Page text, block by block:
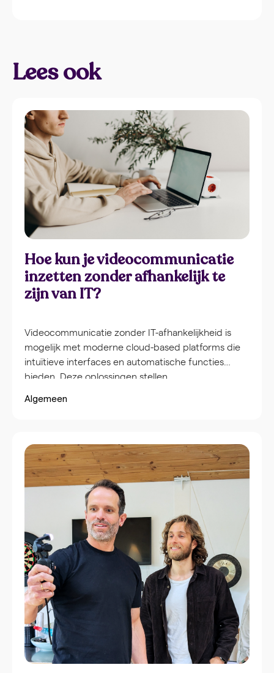
Lees ook
Hoe kun je videocommunicatie
inzetten zonder afhankelijk te
zijn van IT?
Videocommunicatie zonder IT-afhankelijkheid is
mogelijk met moderne cloud-based platforms die
intuïtieve interfaces en automatische functies
bieden. Deze oplossingen stellen
professionele video’s te maken zonder technische
templates en geautomatiseerde
bewerkingsfuncties kunnen medewerkers direct
aan de slag met videocreatie. Traditionele
videosystemen vereisen complexe technische
infrastructuur zoals servers, speciale software-
installaties en netwerkconfiguratiesdie alleen IT-
specialisten kunnen beheren. Organisaties hebben
historisch gezien IT-afdelingen nodig voor het
opzetten van videostudio’s, het installeren van
bewerkingssoftware en het waarborgen van
compatibiliteit tussen verschillende systemen.
Deze afhankelijkheid creëert verschillende
barrières voor communicatieteams.
Algemeen